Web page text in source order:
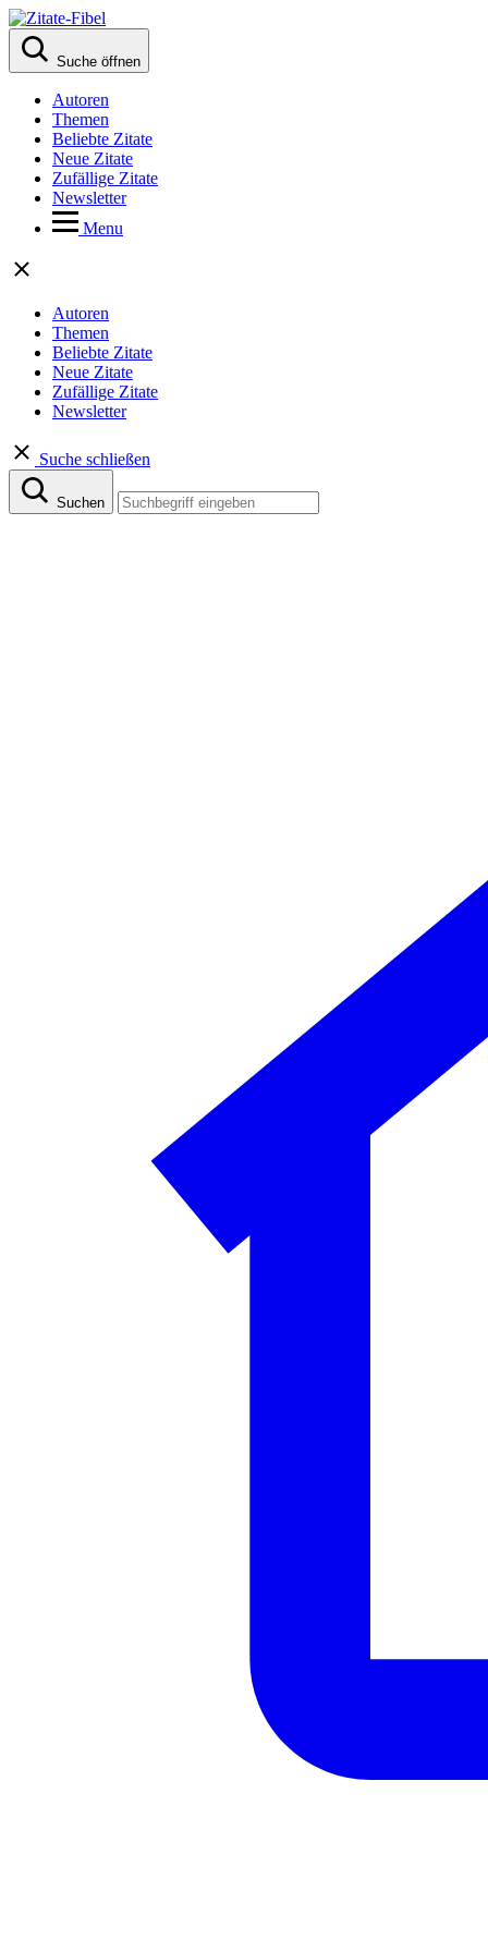
Suche öffnen
Autoren
Themen
Beliebte Zitate
Neue Zitate
Zufällige Zitate
Newsletter
Menu
Autoren
Themen
Beliebte Zitate
Neue Zitate
Zufällige Zitate
Newsletter
Suche schließen
Suchen